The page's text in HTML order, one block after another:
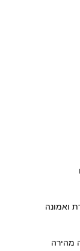
ואמונה
מהירה